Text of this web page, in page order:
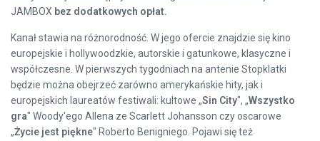
JAMBOX bez dodatkowych opłat.
Kanał stawia na różnorodność. W jego ofercie znajdzie się kino
europejskie i hollywoodzkie, autorskie i gatunkowe, klasyczne i
współczesne. W pierwszych tygodniach na antenie Stopklatki
będzie można obejrzeć zarówno amerykańskie hity, jak i
europejskich laureatów festiwali: kultowe „Sin City", „Wszystko
gra" Woody'ego Allena ze Scarlett Johansson czy oscarowe
„Życie jest piękne" Roberto Benigniego. Pojawi się też